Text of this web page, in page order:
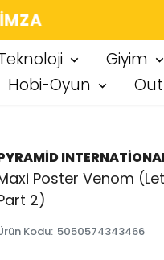
Giyim
Hobi-Oyun
Poster Venom
2)
Kodu: 5050574343466